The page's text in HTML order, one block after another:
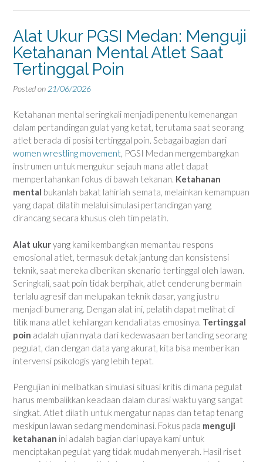
Alat Ukur PGSI Medan: Menguji
Ketahanan Mental Atlet Saat
Tertinggal Poin
Posted on 21/06/2026
Ketahanan mental seringkali menjadi penentu kemenangan
dalam pertandingan gulat yang ketat, terutama saat seorang
atlet berada di posisi tertinggal poin. Sebagai bagian dari
women wrestling movement, PGSI Medan mengembangkan
instrumen untuk mengukur sejauh mana atlet dapat
mempertahankan fokus di bawah tekanan. Ketahanan
mental bukanlah bakat lahiriah semata, melainkan kemampuan
yang dapat dilatih melalui simulasi pertandingan yang
dirancang secara khusus oleh tim pelatih.
Alat ukuryang kami kembangkan memantau respons
emosional atlet, termasuk detak jantung dan konsistensi
teknik, saat mereka diberikan skenario tertinggal oleh lawan.
Seringkali, saat poin tidak berpihak, atlet cenderung bermain
terlalu agresif dan melupakan teknik dasar, yang justru
menjadi bumerang. Dengan alat ini, pelatih dapat melihat di
titik mana atlet kehilangan kendali atas emosinya. Tertinggal
poin adalah ujian nyata dari kedewasaan bertanding seorang
pegulat, dan dengan data yang akurat, kita bisa memberikan
intervensi psikologis yang lebih tepat.
Pengujian ini melibatkan simulasi situasi kritis di mana pegulat
harus membalikkan keadaan dalam durasi waktu yang sangat
singkat. Atlet dilatih untuk mengatur napas dan tetap tenang
meskipun lawan sedang mendominasi. Fokus pada menguji
ketahanan ini adalah bagian dari upaya kami untuk
menciptakan pegulat yang tidak mudah menyerah. Hasil riset